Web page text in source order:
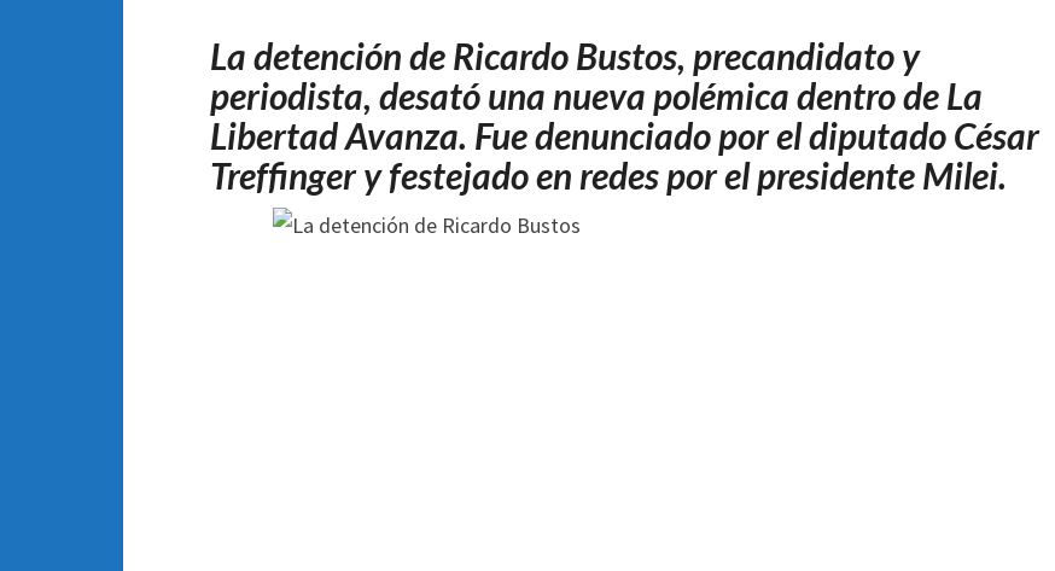
La detención de Ricardo Bustos, precandidato y
periodista, desató una nueva polémica dentro de La
Libertad Avanza. Fue denunciado por el diputado César
Treffinger y festejado en redes por el presidente Milei.